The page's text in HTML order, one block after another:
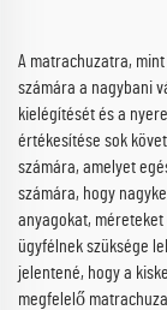
A matrachuzatra,
számára a nagybani
kielégítését és a
értékesítése sok
számára, amelyet
számára, hogy
anyagokat,
ügyfélnek szüksége
jelentené, hogy a
megfelelő